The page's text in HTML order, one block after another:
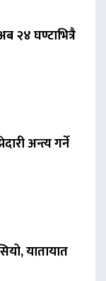
२४ घण्टाभित्रै
अन्त्य गर्ने
यातायात